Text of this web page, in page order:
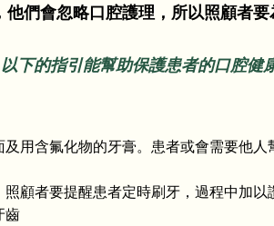
們會忽略口腔護理，所以照顧者要
下的指引能幫助保護患者的口腔健
用含氟化物的牙膏。患者或會需要他
顧者要提醒患者定時刷牙，過程中加以
齒